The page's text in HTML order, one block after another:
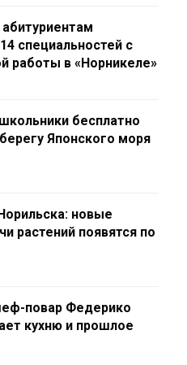
специальностей с
работы в «Норникеле»
бесплатно
Японского моря
новые
растений появятся по
повар Федерико
кухню и прошлое